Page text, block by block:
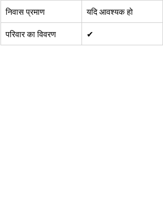
निवास प्रमाण
यदि आवश्यक हो
परिवार का विवरण
✔